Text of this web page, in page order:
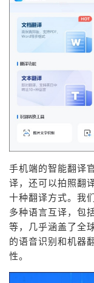
手机端的智能翻译
译，还可以拍照翻
十种翻译方式。我
多种语言互译，包
等，几乎涵盖了全
的语音识别和机器
性。